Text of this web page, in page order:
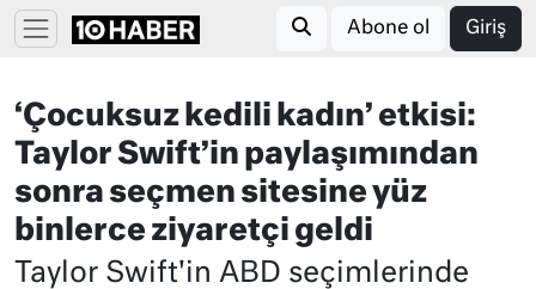
Abone ol Giriş
‘Çocuksuz kedili kadın’ etkisi:
Taylor Swift’in paylaşımından
sonra seçmen sitesine yüz
binlerce ziyaretçi geldi
Taylor Swift'in ABD seçimlerinde